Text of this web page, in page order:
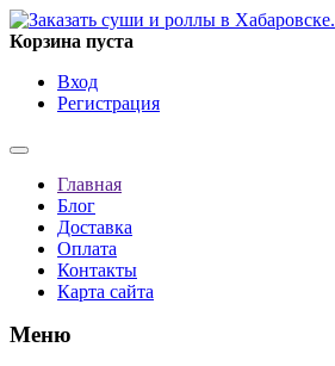
Корзина пуста
Вход
Регистрация
Главная
Блог
Доставка
Оплата
Контакты
Карта сайта
Меню